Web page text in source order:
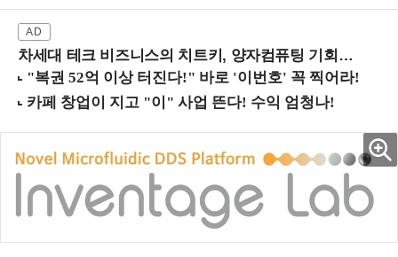
차세대 테크 비즈니스의 치트키, 양자컴퓨팅 기회를 선점하라! (8/28 강남역)